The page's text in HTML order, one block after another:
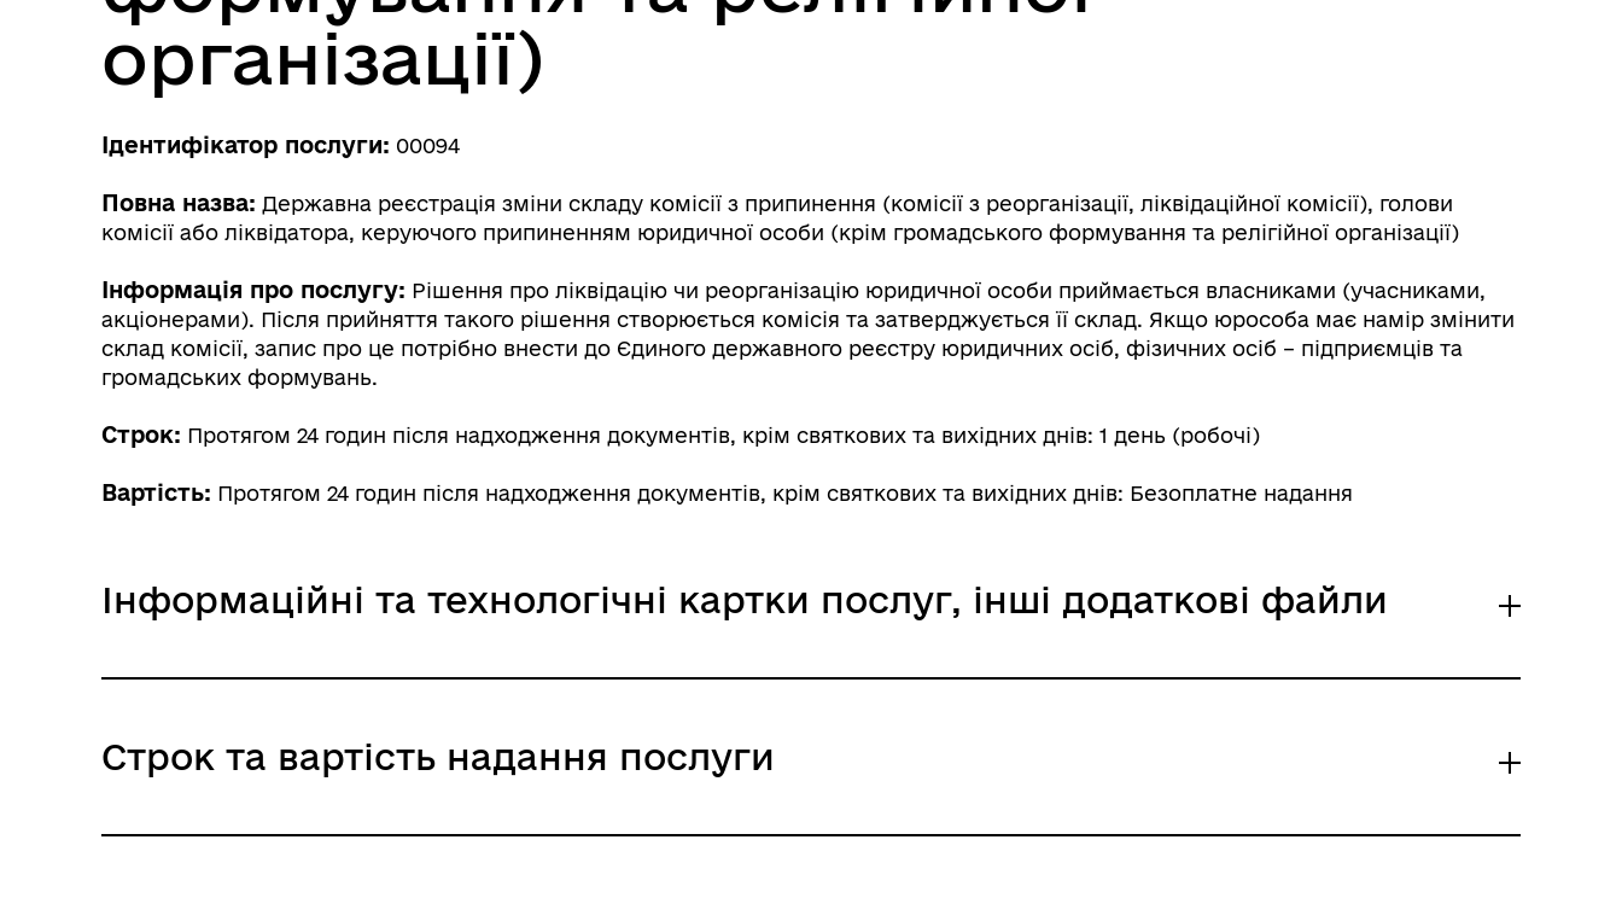
Трансляції
Графіки прийому громадян
Гендерна рівність
організації)
Ідентифікатор послуги: 00094
Повна назва: Державна реєстрація зміни складу комісії з припинення (комісії з реорганізації, ліквідаційної комісії), голови
комісії або ліквідатора, керуючого припиненням юридичної особи (крім громадського формування та релігійної організації)
Інформація про послугу: Рішення про ліквідацію чи реорганізацію юридичної особи приймається власниками (учасниками,
акціонерами). Після прийняття такого рішення створюється комісія та затверджується її склад. Якщо юрособа має намір змінити
склад комісії, запис про це потрібно внести до Єдиного державного реєстру юридичних осіб, фізичних осіб – підприємців та
громадських формувань.
Строк: Протягом 24 годин після надходження документів, крім святкових та вихідних днів: 1 день (робочі)
Вартість: Протягом 24 годин після надходження документів, крім святкових та вихідних днів: Безоплатне надання
Інформаційні та технологічні картки послуг, інші додаткові файли
Технологічна картка
Строк та вартість надання послуги